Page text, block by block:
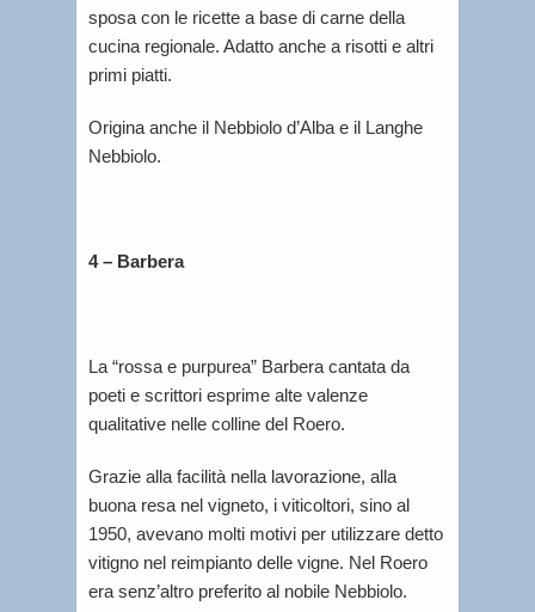
sposa con le ricette a base di carne della
cucina regionale. Adatto anche a risotti e altri
primi piatti.
Origina anche il Nebbiolo d’Alba e il Langhe
Nebbiolo.
4 – Barbera
La “rossa e purpurea” Barbera cantata da
poeti e scrittori esprime alte valenze
qualitative nelle colline del Roero.
Grazie alla facilità nella lavorazione, alla
buona resa nel vigneto, i viticoltori, sino al
1950, avevano molti motivi per utilizzare detto
vitigno nel reimpianto delle vigne. Nel Roero
era senz’altro preferito al nobile Nebbiolo.